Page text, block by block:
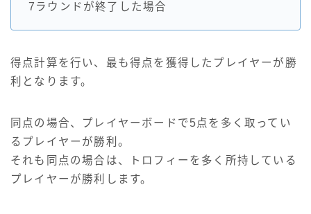
7ラウンドが終了した場合
得点計算を行い、最も得点を獲得したプレイヤーが勝
利となります。
同点の場合、プレイヤーボードで5点を多く取ってい
るプレイヤーが勝利。
それも同点の場合は、トロフィーを多く所持している
プレイヤーが勝利します。